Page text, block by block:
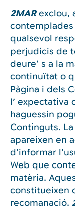
2MARexclou,
qualsevol
perjudicis de
deure’ s a la
continuïtat o
Pàgina i dels
l’ expectativa
haguessin
Continguts.
apareixen en
d’informar
Web que
matèria.
constitueixen
recomanació.